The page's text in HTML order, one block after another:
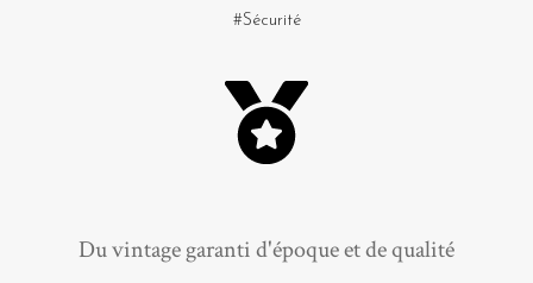
#Sécurité
Du vintage garanti d'époque et de qualité